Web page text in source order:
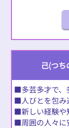
己(つち
■多芸多才で、
■人びとを包み
■新しい経験や
■周囲の人々に